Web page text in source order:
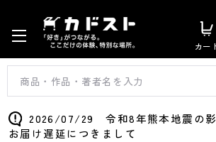
カー
2026/07/29 令和8年熊本地震の影
お届け遅延につきまして